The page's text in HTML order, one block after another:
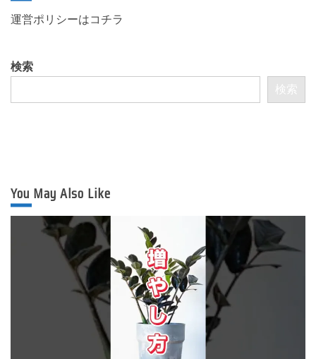
運営ポリシーはコチラ
検索
検索
You May Also Like